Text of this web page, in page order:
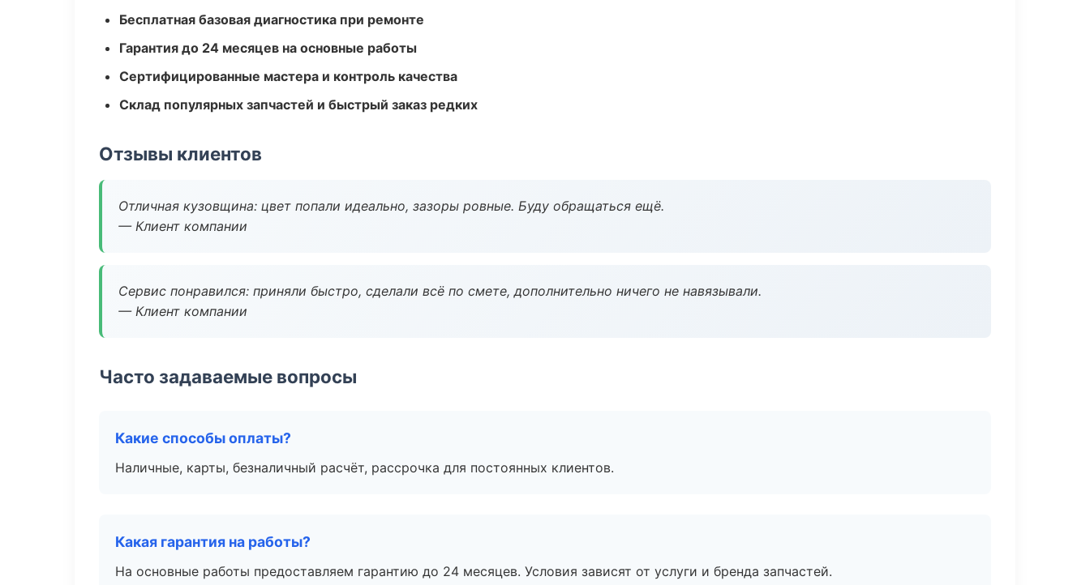
Бесплатная базовая диагностика при ремонте
Гарантия до 24 месяцев на основные работы
Сертифицированные мастера и контроль качества
Склад популярных запчастей и быстрый заказ редких
Отзывы клиентов
Отличная кузовщина: цвет попали идеально, зазоры ровные. Буду обращаться ещё.
— Клиент компании
Сервис понравился: приняли быстро, сделали всё по смете, дополнительно ничего не навязывали.
— Клиент компании
Часто задаваемые вопросы
Какие способы оплаты?
Наличные, карты, безналичный расчёт, рассрочка для постоянных клиентов.
Какая гарантия на работы?
На основные работы предоставляем гарантию до 24 месяцев. Условия зависят от услуги и бренда запчастей.